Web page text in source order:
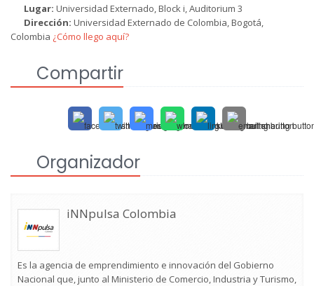
Lugar:Universidad Externado, Block i, Auditorium 3
Dirección:Universidad Externado de Colombia, Bogotá,
Colombia ¿Cómo llego aquí?
Compartir
Organizador
iNNpulsa Colombia
Es la agencia de emprendimiento e innovación del Gobierno
Nacional que, junto al Ministerio de Comercio, Industria y Turismo,